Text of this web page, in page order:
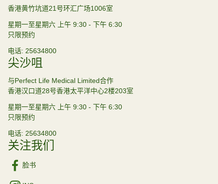
香港黄竹坑道21号环汇广场1006室
星期一至星期六 上午 9:30 - 下午 6:30
只限预约
电话 25634800
尖沙咀
与Perfect Life Medical Limited合作
香港汉口道28号香港太平洋中心2楼203室
星期一至星期六 上午 9:30 - 下午 6:30
只限预约
电话 25634800
关注我们
脸书